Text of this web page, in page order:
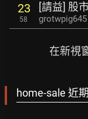
23
58
[請益] 股
grotwpig645
在新視
home-sale 近